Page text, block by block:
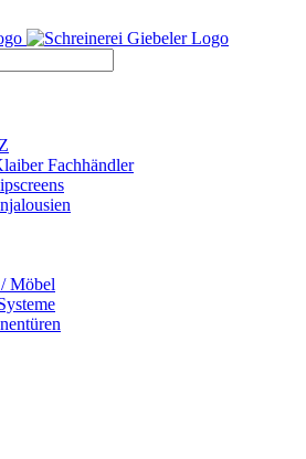
Fachhändler
Möbel